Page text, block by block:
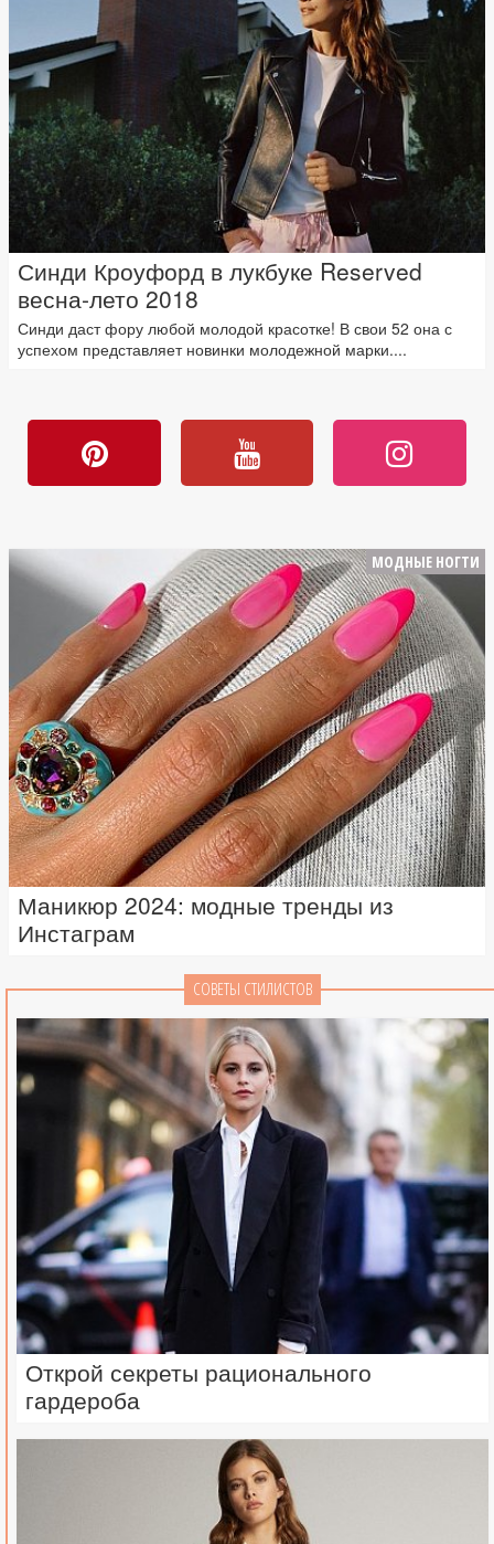
Синди Кроуфорд в лукбуке Reserved
весна-лето 2018
Синди даст фору любой молодой красотке! В свои 52 она с
успехом представляет новинки молодежной марки....
МОДНЫЕ НОГТИ
Маникюр 2024: модные тренды из
Инстаграм
СОВЕТЫ СТИЛИСТОВ
Открой секреты рационального
гардероба